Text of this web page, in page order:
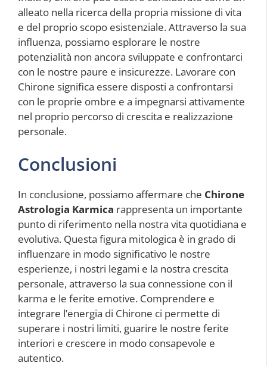
alleato nella ricerca della propria missione di vita
e del proprio scopo esistenziale. Attraverso la sua
influenza, possiamo esplorare le nostre
potenzialità non ancora sviluppate e confrontarci
con le nostre paure e insicurezze. Lavorare con
Chirone significa essere disposti a confrontarsi
con le proprie ombre e a impegnarsi attivamente
nel proprio percorso di crescita e realizzazione
personale.
Conclusioni
In conclusione, possiamo affermare che Chirone
Astrologia Karmica rappresenta un importante
punto di riferimento nella nostra vita quotidiana e
evolutiva. Questa figura mitologica è in grado di
influenzare in modo significativo le nostre
esperienze, i nostri legami e la nostra crescita
personale, attraverso la sua connessione con il
karma e le ferite emotive. Comprendere e
integrare l’energia di Chirone ci permette di
superare i nostri limiti, guarire le nostre ferite
interiori e crescere in modo consapevole e
autentico.